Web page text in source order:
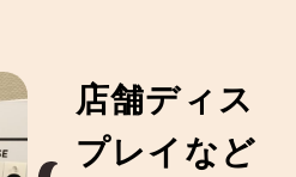
店舗ディス
プレイなど